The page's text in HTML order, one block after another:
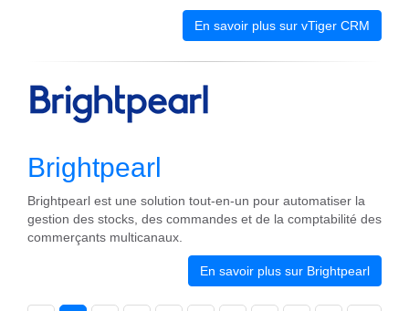
En savoir plus sur vTiger CRM
Brightpearl
Brightpearl est une solution tout-en-un pour automatiser la
gestion des stocks, des commandes et de la comptabilité des
commerçants multicanaux.
En savoir plus sur Brightpearl